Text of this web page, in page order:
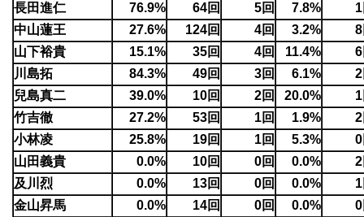
長田進仁
76.9% 64回 5回 7.8%
中山蓮王
27.6% 124回 4回 3.2%
山下裕貴
15.1% 35回 4回 11.4%
川島拓
84.3% 49回 3回 6.1%
兒島真二
39.0% 10回 2回 20.0%
竹吉徹
27.2% 53回 1回 1.9%
小林凌
25.8% 19回 1回 5.3%
山田義貴
0.0% 10回 0回 0.0%
及川烈
0.0% 13回 0回 0.0%
金山昇馬
0.0% 14回 0回 0.0%